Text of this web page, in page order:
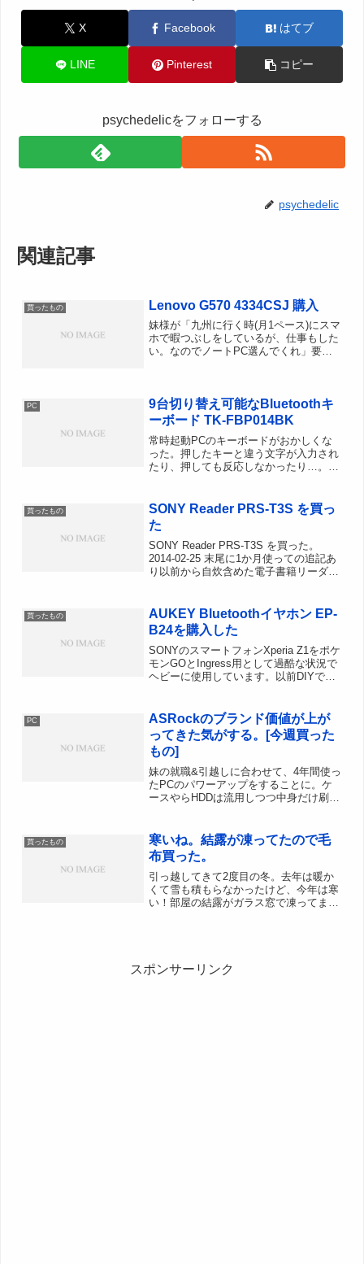
X Facebook はてブ
LINE Pinterest コピー
psychedelicをフォローする
psychedelic
関連記事
買ったもの Lenovo G570 4334CSJ 購入
妹様が「九州に行く時(月1ペース)にスマ
ホで暇つぶしをしているが、仕事もした
い。なのでノートPC選んでくれ」要件
るのにも使いたい...
PC
9台切り替え可能なBluetoothキ
ーボード TK-FBP014BK
常時起動PCのキーボードがおかしくな
った。押したキーと違う文字が入力され
たり、押しても反応しなかったり…。
ているPS/2キーボードなんだけど、コネ
クタが抜け...
買ったもの
SONY Reader PRS-T3S を買っ
た
SONY Reader PRS-T3S を買った。
2014-02-25 末尾に1か月使っての追記あ
り以前から自炊含めた電子書籍リーダー
となると別の用途も含めると1...
買ったもの
AUKEY Bluetoothイヤホン EP-
B24を購入した
SONYのスマートフォンXperia Z1をポケ
モンGOとIngress用として過酷な状況で
ヘビーに使用しています。以前DIYでバ
しまい音が出なくなってしまいました。
音...
PC
ASRockのブランド価値が上が
ってきた気がする。[今週買った
もの]
妹の就職&引越しに合わせて、4年間使っ
たPCのパワーアップをすることに。ケ
ースやらHDDは流用しつつ中身だけ刷
にデュアルコアでも良さそう...
買ったもの
寒いね。結露が凍ってたので毛
布買った。
引っ越してきて2度目の冬。去年は暖か
くて雪も積もらなかったけど、今年は寒
い！部屋の結露がガラス窓で凍ってまし
スポンサーリンク